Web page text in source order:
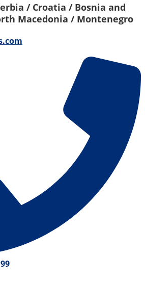
/ Croatia / Bosnia and
Macedonia / Montenegro